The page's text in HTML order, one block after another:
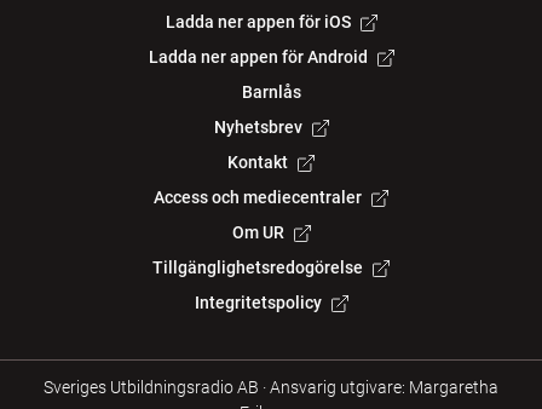
Ladda ner appen för iOS
Ladda ner appen för Android
Barnlås
Nyhetsbrev
Kontakt
Access och mediecentraler
Om UR
Tillgänglighetsredogörelse
Integritetspolicy
Sveriges Utbildningsradio AB ·Ansvarig utgivare: Margaretha